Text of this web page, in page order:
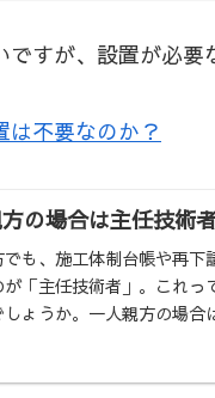
すが、設置が必要
は不要なのか？
の場合は主任技術
でも、施工体制台帳や再
が「主任技術者」。これ
しょうか。一人親方の場